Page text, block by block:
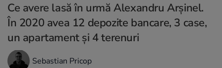
Ce avere lasă în urmă Alexandru Arșinel.
În 2020 avea 12 depozite bancare, 3 case,
un apartament și 4 terenuri
Sebastian Pricop